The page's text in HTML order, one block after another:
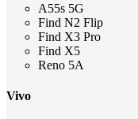
A55s 5G
Find N2 Flip
Find X3 Pro
Find X5
Reno 5A
Vivo